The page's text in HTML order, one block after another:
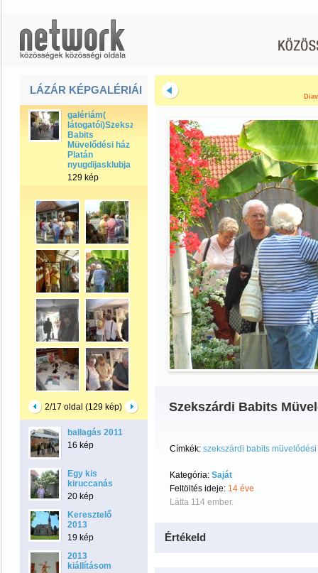
LÁZÁR KÉPGALÉRIÁI
galériám(
látogatói)Szekszárdi
Babits
Müvelődési ház
Platán
nyugdijasklubja
129 kép
2/17 oldal (129 kép)
ballagás 2011
16 kép
Egy kis
kiruccanás
20 kép
Keresztelő
2013
19 kép
2013
kiállításom
Szekszárdi Babits
Címkék: szekszárdi babits
Kategória: Saját
Feltöltés ideje: 14 éve
Látta 114 ember.
Értékeld